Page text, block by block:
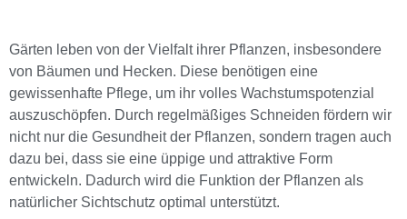
Gärten leben von der Vielfalt ihrer Pflanzen, insbesondere
von Bäumen und Hecken. Diese benötigen eine
gewissenhafte Pflege, um ihr volles Wachstumspotenzial
auszuschöpfen. Durch regelmäßiges Schneiden fördern wir
nicht nur die Gesundheit der Pflanzen, sondern tragen auch
dazu bei, dass sie eine üppige und attraktive Form
entwickeln. Dadurch wird die Funktion der Pflanzen als
natürlicher Sichtschutz optimal unterstützt.